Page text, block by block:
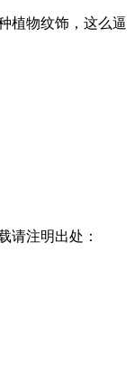
植物纹饰，这么逼
请注明出处：